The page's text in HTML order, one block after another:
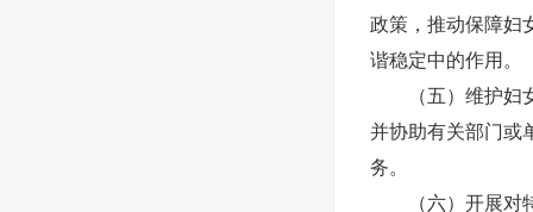
政策，推动保障妇
谐稳定中的作用。
（五）维护妇女
并协助有关部门或
务。
（六）开展对特